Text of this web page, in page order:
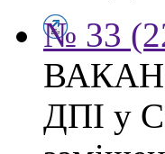
№ 33
ДПІ у